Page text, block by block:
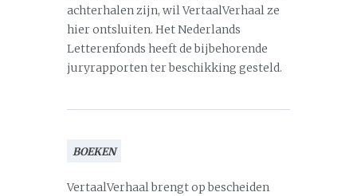
achterhalen zijn, wil VertaalVerhaal ze
hier ontsluiten. Het Nederlands
Letterenfonds heeft de bijbehorende
juryrapporten ter beschikking gesteld.
BOEKEN
VertaalVerhaal brengt op bescheiden